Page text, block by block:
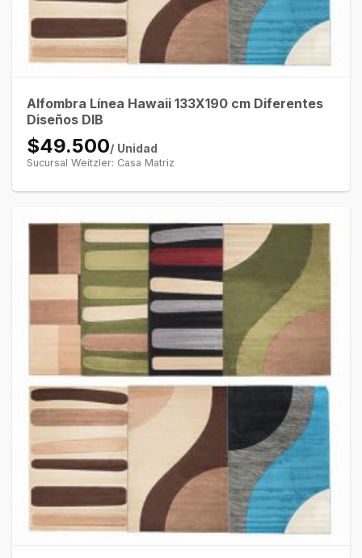
Alfombra Línea Hawaii 133X190 cm Diferentes
Diseños DIB
$49.500/ Unidad
Sucursal Weitzler: Casa Matriz